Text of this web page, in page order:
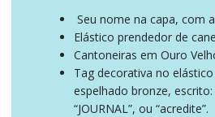
Seu nome na capa, com
Elástico prendedor de
Cantoneiras em Ouro
Tag decorativa no
espelhado bronze, escrito:
“JOURNAL”, ou “acredite”.